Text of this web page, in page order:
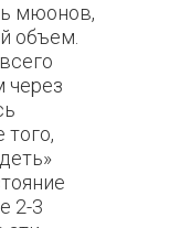
мюонов,
объем.
через
2-3